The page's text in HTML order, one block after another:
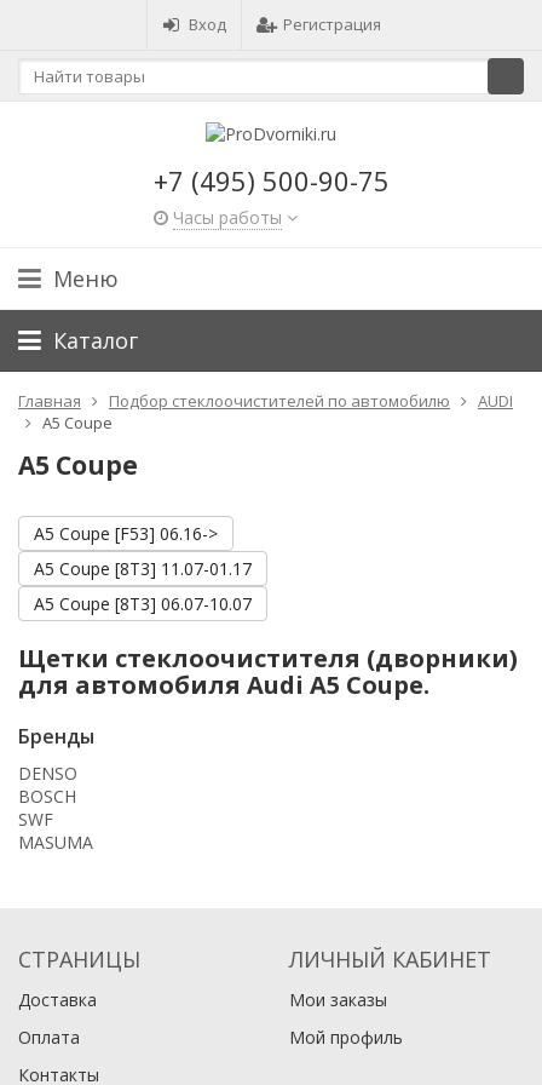
Вход Регистрация
+7 (495) 500-90-75
Часы работы
Меню
Каталог
Главная Подбор стеклоочистителей по автомобилю
AUDI
A5 Coupe
A5 Coupe
A5 Coupe [F53] 06.16->
A5 Coupe [8T3] 11.07-01.17
A5 Coupe [8T3] 06.07-10.07
Щетки стеклоочистителя (дворники)
для автомобиля Audi A5 Coupe.
Бренды
DENSO
BOSCH
SWF
MASUMA
СТРАНИЦЫ
Доставка
Оплата
Контакты
ЛИЧНЫЙ КАБИНЕТ
Мои заказы
Мой профиль